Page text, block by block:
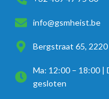
info@gsmheist.be
Bergstraat 65,
Ma: 12:00 – 18:00 |
gesloten